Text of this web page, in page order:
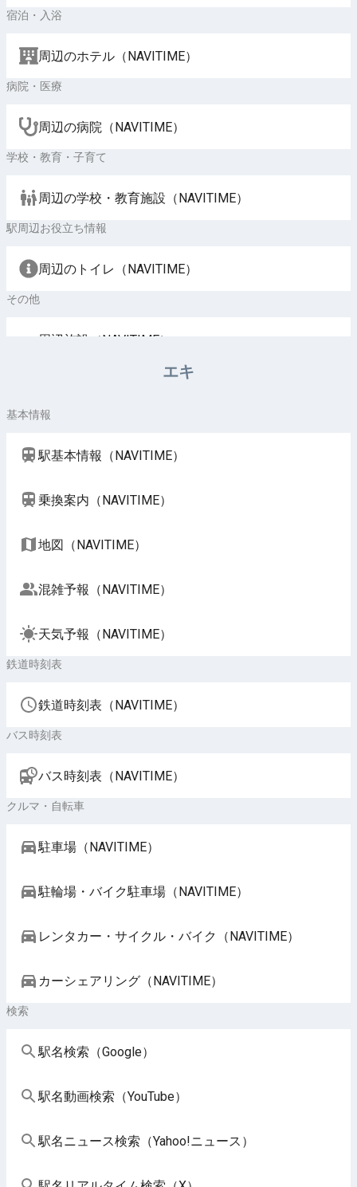
宿泊・入浴
周辺のホテル（NAVITIME）
病院・医療
周辺の病院（NAVITIME）
学校・教育・子育て
周辺の学校・教育施設（NAVITIME）
駅周辺お役立ち情報
周辺のトイレ（NAVITIME）
その他
周辺施設（NAVITIME）
エキ
基本情報
駅基本情報（NAVITIME）
乗換案内（NAVITIME）
地図（NAVITIME）
混雑予報（NAVITIME）
天気予報（NAVITIME）
鉄道時刻表
鉄道時刻表（NAVITIME）
バス時刻表
バス時刻表（NAVITIME）
クルマ・自転車
駐車場（NAVITIME）
駐輪場・バイク駐車場（NAVITIME）
レンタカー・サイクル・バイク（NAVITIME）
カーシェアリング（NAVITIME）
検索
駅名検索（Google）
駅名動画検索（YouTube）
駅名ニュース検索（Yahoo!ニュース）